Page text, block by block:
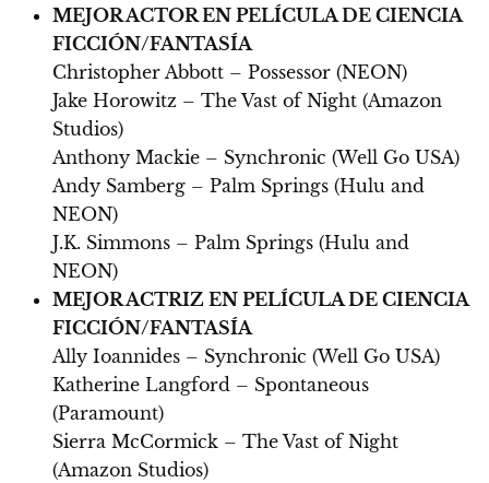
MEJOR ACTOR EN PELÍCULA DE CIENCIA
FICCIÓN/FANTASÍA
Christopher Abbott – Possessor (NEON)
Jake Horowitz – The Vast of Night (Amazon
Studios)
Anthony Mackie – Synchronic (Well Go USA)
Andy Samberg – Palm Springs (Hulu and
NEON)
J.K. Simmons – Palm Springs (Hulu and
NEON)
MEJOR ACTRIZ EN PELÍCULA DE CIENCIA
FICCIÓN/FANTASÍA
Ally Ioannides – Synchronic (Well Go USA)
Katherine Langford – Spontaneous
(Paramount)
Sierra McCormick – The Vast of Night
(Amazon Studios)